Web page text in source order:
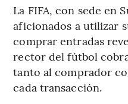
La FIFA, con sede en
aficionados a utilizar
comprar entradas
rector del fútbol
tanto al comprador
cada transacción.